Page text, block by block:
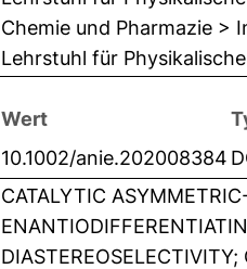
Chemie und Pharmazie >
Lehrstuhl für
Wert
10.1002/anie.202008384
CATALYTIC